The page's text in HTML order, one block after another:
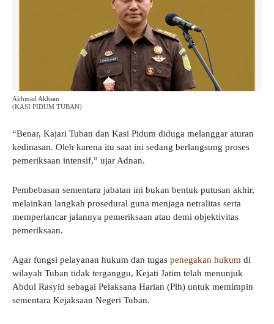
Akhmad Akhsan
(KASI PIDUM TUBAN)
“Benar, Kajari Tuban dan Kasi Pidum diduga melanggar aturan
kedinasan. Oleh karena itu saat ini sedang berlangsung proses
pemeriksaan intensif,” ujar Adnan.
Pembebasan sementara jabatan ini bukan bentuk putusan akhir,
melainkan langkah prosedural guna menjaga netralitas serta
memperlancar jalannya pemeriksaan atau demi objektivitas
pemeriksaan.
Agar fungsi pelayanan hukum dan tugas penegakan hukum di
wilayah Tuban tidak terganggu, Kejati Jatim telah menunjuk
Abdul Rasyid sebagai Pelaksana Harian (Plh) untuk memimpin
sementara Kejaksaan Negeri Tuban.